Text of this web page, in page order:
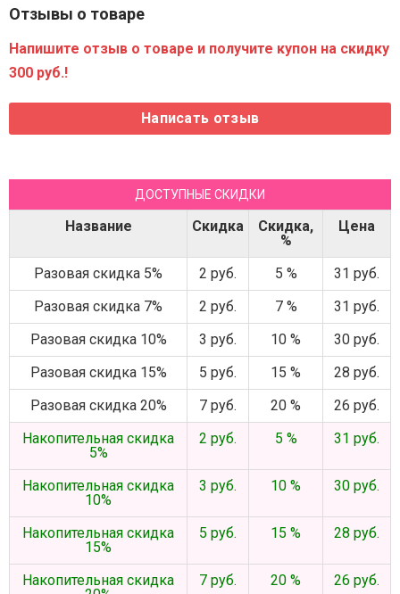
Отзывы о товаре
Напишите отзыв о товаре и получите купон на скидку
300 руб.!
ДОСТУПНЫЕ СКИДКИ
Название Скидка
Скидка,
%
Цена
Разовая скидка 5% 2 руб. 5 %
31 руб.
Разовая скидка 7%
2 руб. 7 %
31 руб.
Разовая скидка 10%
3 руб. 10 %
30 руб.
Разовая скидка 15%
5 руб. 15 %
28 руб.
Разовая скидка 20%
7 руб. 20 %
26 руб.
Накопительная скидка
5%
2 руб. 5 % 31 руб.
Накопительная скидка
10%
3 руб. 10 % 30 руб.
Накопительная скидка
15%
5 руб. 15 % 28 руб.
Накопительная скидка
7 руб. 20 % 26 руб.